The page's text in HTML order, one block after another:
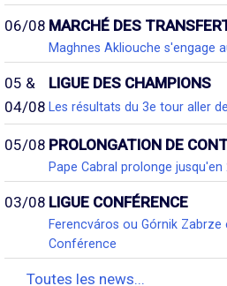
06/08 MARCHÉ DES
Maghnes Akliouche s'engage
05 &
04/08
LIGUE DES CHAMPIONS
Les résultats du 3e tour aller
05/08 PROLONGATION DE
Pape Cabral prolonge jusqu'en
03/08 LIGUE CONFÉRENCE
Ferencváros ou Górnik Zabrze
Conférence
Toutes les news...